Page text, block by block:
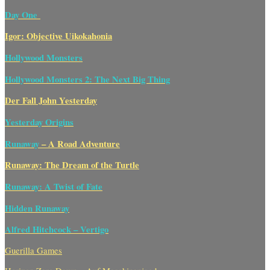
Day One
Igor: Objective Uikokahonia
Hollywood Monsters
Hollywood Monsters 2: The Next Big Thing
Der Fall John Yesterday
Yesterday Origins
Runaway– A Road Adventure
Runaway: The Dream of the Turtle
Runaway: A Twist of Fate
Hidden Runaway
Alfred Hitchcock – Vertigo
Guerilla Games